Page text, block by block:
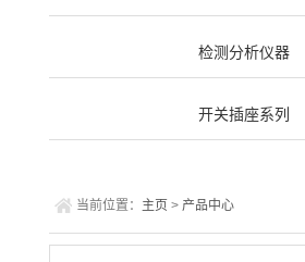
检测分析仪器
开关插座系列
当前位置： 主页 > 产品中心